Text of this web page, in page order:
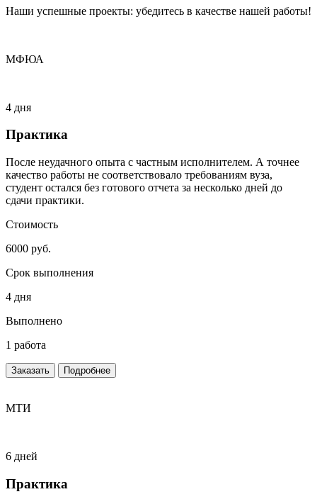
Наши успешные проекты: убедитесь в качестве нашей работы!
МФЮА
4 дня
Практика
После неудачного опыта с частным исполнителем. А точнее
качество работы не соответствовало требованиям вуза,
студент остался без готового отчета за несколько дней до
сдачи практики.
Стоимость
6000 руб.
Срок выполнения
4 дня
Выполнено
1 работа
Заказать Подробнее
МТИ
6 дней
Практика